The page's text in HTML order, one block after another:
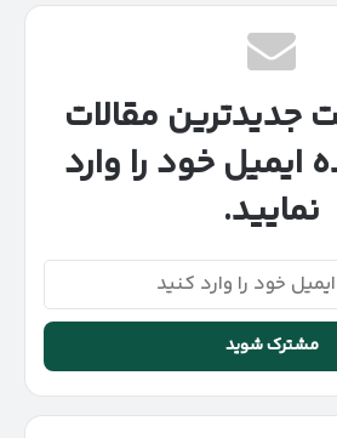
جدیدترین مقالات
خود را وارد
نمایید.